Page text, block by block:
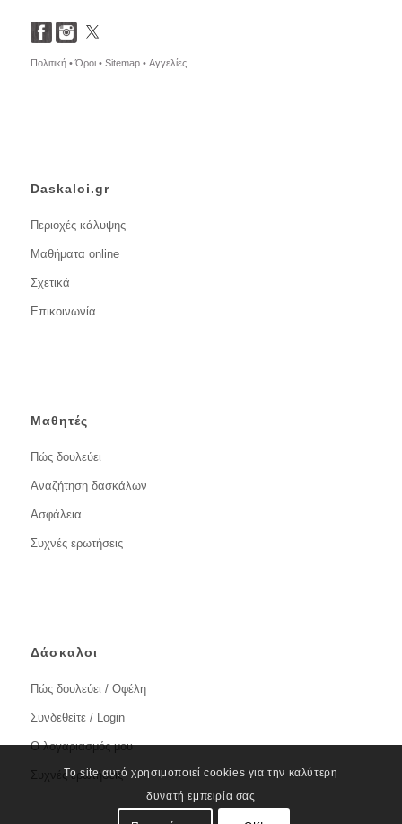
Πολιτική •Όροι • Sitemap • Αγγελίες
Daskaloi.gr
Περιοχές κάλυψης
Μαθήματα online
Σχετικά
Επικοινωνία
Μαθητές
Πώς δουλεύει
Αναζήτηση δασκάλων
Ασφάλεια
Συχνές ερωτήσεις
Δάσκαλοι
Πώς δουλεύει / Οφέλη
Συνδεθείτε / Login
Ο λογαριασμός μου
Συχνές ερωτήσεις
Το site αυτό χρησιμοποιεί cookies για την καλύτερη
δυνατή εμπειρία σας